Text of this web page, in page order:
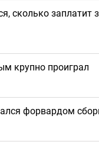
сколько заплатит
крупно проиграл
форвардом